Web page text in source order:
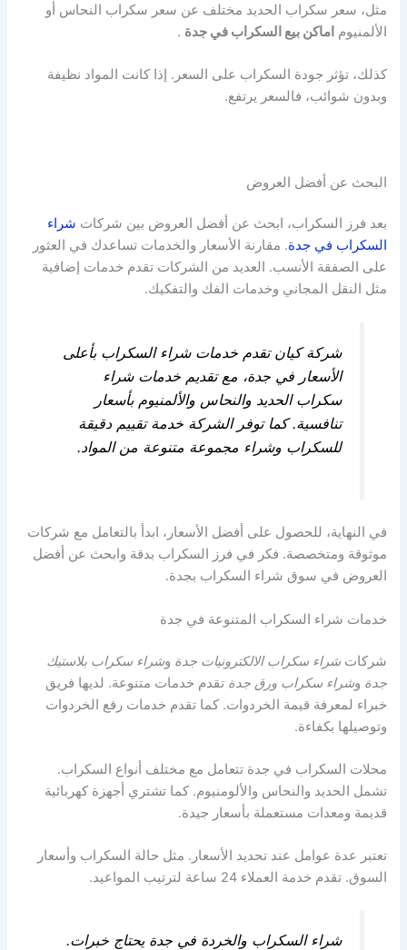
مثل، سعر سكراب الحديد مختلف عن سعر سكراب النحاس أو
الألمنيوم اماكن بيع السكراب في جدة .
كذلك، تؤثر جودة السكراب على السعر. إذا كانت المواد نظيفة
وبدون شوائب، فالسعر يرتفع.
البحث عن أفضل العروض
بعد فرز السكراب، ابحث عن أفضل العروض بين شركات شراء
السكراب في جدة. مقارنة الأسعار والخدمات تساعدك في العثور
على الصفقة الأنسب. العديد من الشركات تقدم خدمات إضافية
مثل النقل المجاني وخدمات الفك والتفكيك.
شركة كيان تقدم خدمات شراء السكراب بأعلى
الأسعار في جدة، مع تقديم خدمات شراء
سكراب الحديد والنحاس والألمنيوم بأسعار
تنافسية. كما توفر الشركة خدمة تقييم دقيقة
للسكراب وشراء مجموعة متنوعة من المواد.
في النهاية، للحصول على أفضل الأسعار، ابدأ بالتعامل مع شركات
موثوقة ومتخصصة. فكر في فرز السكراب بدقة وابحث عن أفضل
العروض في سوق شراء السكراب بجدة.
خدمات شراء السكراب المتنوعة في جدة
شركاتشراء سكراب الالكترونيات جدة وشراء سكراب بلاستيك
جدة وشراء سكراب ورق جدة تقدم خدمات متنوعة. لديها فريق
خبراء لمعرفة قيمة الخردوات. كما تقدم خدمات رفع الخردوات
وتوصيلها بكفاءة.
محلات السكراب في جدة تتعامل مع مختلف أنواع السكراب.
تشمل الحديد والنحاس والألومنيوم. كما تشتري أجهزة كهربائية
قديمة ومعدات مستعملة بأسعار جيدة.
تعتبر عدة عوامل عند تحديد الأسعار. مثل حالة السكراب وأسعار
السوق. تقدم خدمة العملاء 24 ساعة لترتيب المواعيد.
شراء السكراب والخردة في جدة يحتاج خبرات.